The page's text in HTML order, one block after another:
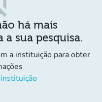
há mais
sua pesquisa.
a instituição para obter